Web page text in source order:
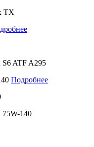
TX
S6 ATF A295
Подробнее
75W-140